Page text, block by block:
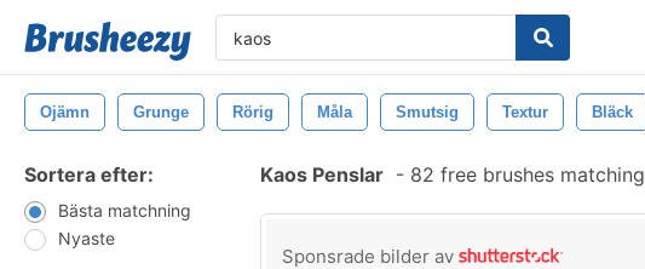
Ojämn Grunge Rörig Måla Smutsig Textur Bläck
Sortera efter:
Bästa matchning
Nyaste
Kaos Penslar - 82 free brushes matching
Sponsrade bilder av